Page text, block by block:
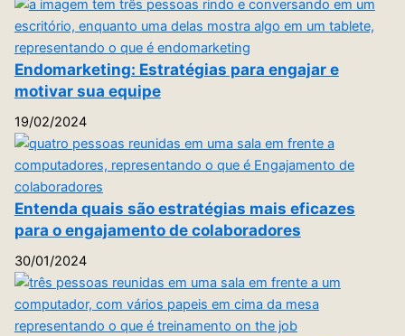
Endomarketing: Estratégias para engajar e
motivar sua equipe
19/02/2024
Entenda quais são estratégias mais eficazes
para o engajamento de colaboradores
30/01/2024